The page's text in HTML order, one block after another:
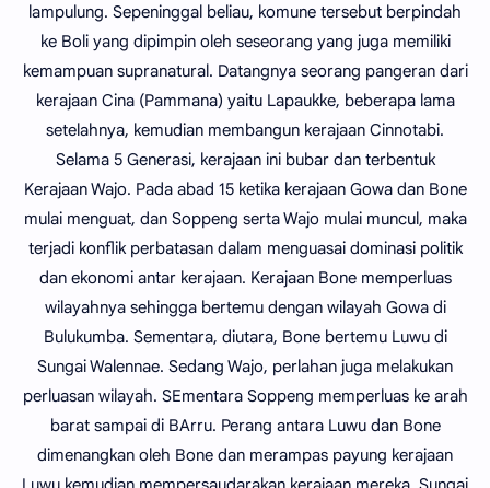
lampulung. Sepeninggal beliau, komune tersebut berpindah
ke Boli yang dipimpin oleh seseorang yang juga memiliki
kemampuan supranatural. Datangnya seorang pangeran dari
kerajaan Cina (Pammana) yaitu Lapaukke, beberapa lama
setelahnya, kemudian membangun kerajaan Cinnotabi.
Selama 5 Generasi, kerajaan ini bubar dan terbentuk
Kerajaan Wajo. Pada abad 15 ketika kerajaan Gowa dan Bone
mulai menguat, dan Soppeng serta Wajo mulai muncul, maka
terjadi konflik perbatasan dalam menguasai dominasi politik
dan ekonomi antar kerajaan. Kerajaan Bone memperluas
wilayahnya sehingga bertemu dengan wilayah Gowa di
Bulukumba. Sementara, diutara, Bone bertemu Luwu di
Sungai Walennae. Sedang Wajo, perlahan juga melakukan
perluasan wilayah. SEmentara Soppeng memperluas ke arah
barat sampai di BArru. Perang antara Luwu dan Bone
dimenangkan oleh Bone dan merampas payung kerajaan